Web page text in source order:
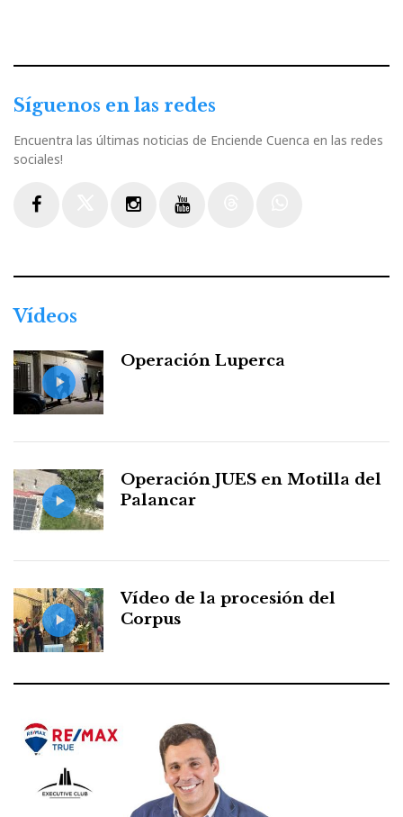
Síguenos en las redes
Encuentra las últimas noticias de Enciende Cuenca en las redes
sociales!
Vídeos
Operación Luperca
Operación JUES en Motilla del
Palancar
Vídeo de la procesión del
Corpus